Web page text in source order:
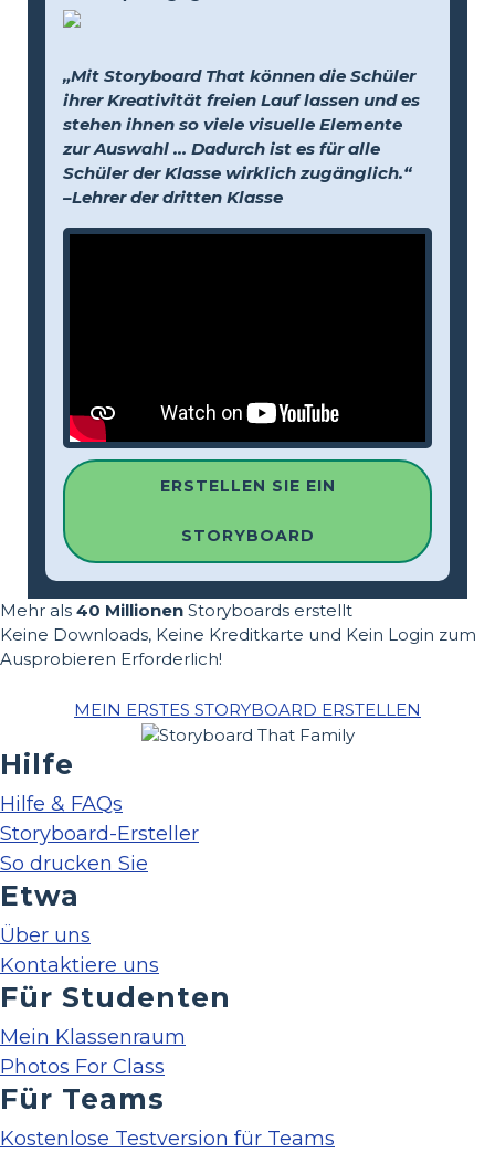
„Mit Storyboard That können die Schüler
ihrer Kreativität freien Lauf lassen und es
stehen ihnen so viele visuelle Elemente
zur Auswahl … Dadurch ist es für alle
Schüler der Klasse wirklich zugänglich.“
–Lehrer der dritten Klasse
ERSTELLEN SIE EIN
STORYBOARD
Mehr als 40 Millionen Storyboards erstellt
Keine Downloads, Keine Kreditkarte und Kein Login zum
Ausprobieren Erforderlich!
MEIN ERSTES STORYBOARD ERSTELLEN
Hilfe
Hilfe & FAQs
Storyboard-Ersteller
So drucken Sie
Etwa
Über uns
Kontaktiere uns
Für Studenten
Mein Klassenraum
Photos For Class
Für Teams
Kostenlose Testversion für Teams